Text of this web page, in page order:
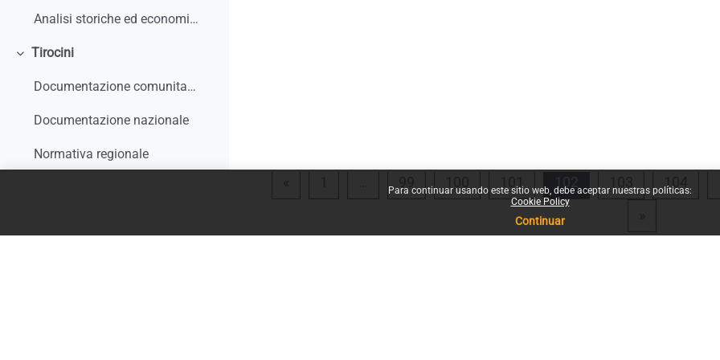
Para continuar usando este sitio web, debe aceptar nuestras políticas:
Cookie Policy
Continuar
Analisi storiche ed economiche sulle origini dell'apprendistato e le sue trasformazioni
Colapsar
Tirocini
Documentazione comunitaria
Documentazione nazionale
Normativa regionale
Página 99 Página 100
101Página 101
102 Página 103
104